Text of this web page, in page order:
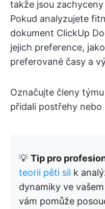
takže jsou
Pokud analyzujete
dokument ClickUp
jejich preference,
preferované časy a
Označujte členy
přidali postřehy
💡 Tip pro
teorii pěti sil k
dynamiky ve
vám pomůže